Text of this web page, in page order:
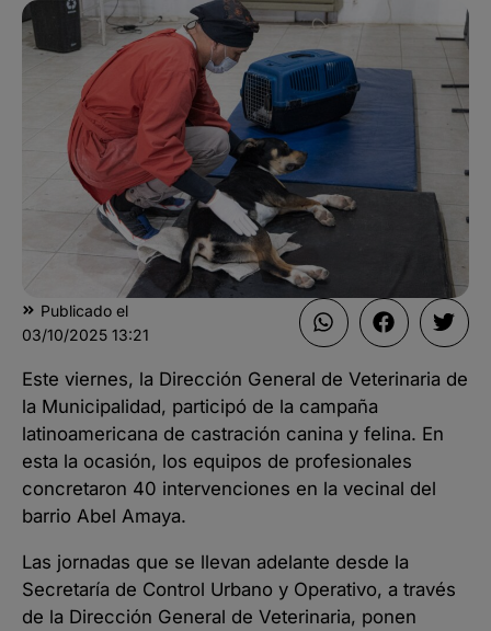
Publicado el
03/10/2025 13:21
Este viernes, la Dirección General de Veterinaria de
la Municipalidad, participó de la campaña
latinoamericana de castración canina y felina. En
esta la ocasión, los equipos de profesionales
concretaron 40 intervenciones en la vecinal del
barrio Abel Amaya.
Las jornadas que se llevan adelante desde la
Secretaría de Control Urbano y Operativo, a través
de la Dirección General de Veterinaria, ponen